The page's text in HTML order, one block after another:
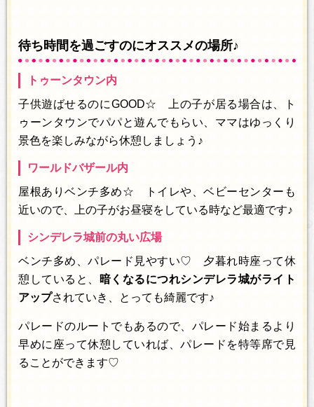
待ち時間を過ごすのにオススメの場所♪
トゥーンタウン内
子供遊ばせるのにGOOD☆ 上の子が居る場合は、ト
ゥーンタウンでパパと遊んでもらい、ママはゆっくり
景色を楽しみながら休憩しましょう♪
ワールドバザール内
屋根ありベンチ多め☆ トイレや、ベビーセンターも
近いので、上の子がお昼寝をしている時など最適です♪
シンデレラ城前の丸い広場
ベンチ多め、パレード見やすい♡ 夕暮れ時座って休
憩していると、
暗くなるにつれシンデレラ城がライト
アップされていき、とっても綺麗です♪
パレードのルートでもあるので、パレード始まるより
早めに座って休憩していれば、パレードを特等席で見
ることができます♡